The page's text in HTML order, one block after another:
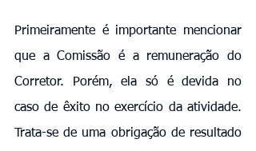
Primeiramente é importante mencionar
que a Comissão é a remuneração do
Corretor. Porém, ela só é devida no
caso de êxito no exercício da atividade.
Trata-se de uma obrigação de resultado